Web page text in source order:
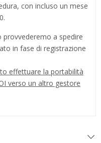
con incluso un mese
provvederemo a spedire
in fase di registrazione
effettuare la portabilità
verso un altro gestore